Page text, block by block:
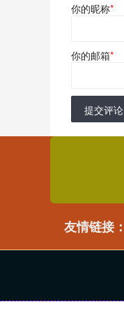
你的昵称*
你的邮箱*
提交评论
友情链接：